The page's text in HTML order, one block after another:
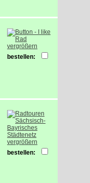
vergrößern
bestellen:
vergrößern
bestellen: